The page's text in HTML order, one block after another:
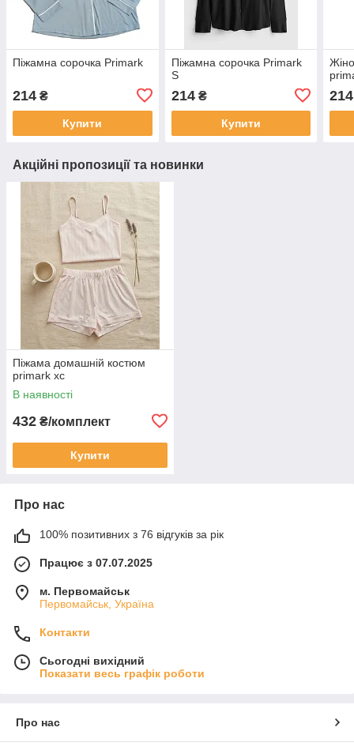
Піжамна сорочка Primark
214 ₴
Купити
Піжамна сорочка Primark
S
214₴
Купити
214
Акційні пропозиції та новинки
Піжама домашній костюм
primark хс
В наявності
432 ₴/комплект
Купити
Про нас
100% позитивних з 76 відгуків за рік
Працює з 07.07.2025
м. Первомайськ
Первомайськ, Україна
Контакти
Сьогодні вихідний
Показати весь графік роботи
Про нас